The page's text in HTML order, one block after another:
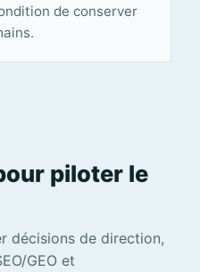
de conserver
piloter le
décisions de direction,
GEO et